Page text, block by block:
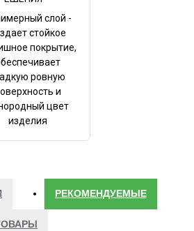
слой -
стойкое
покрытие,
ровную
и
цвет
изделия
РЕКОМЕНДУЕМЫЕ